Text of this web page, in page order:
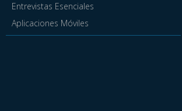
Entrevistas Esenciales
Aplicaciones Móviles